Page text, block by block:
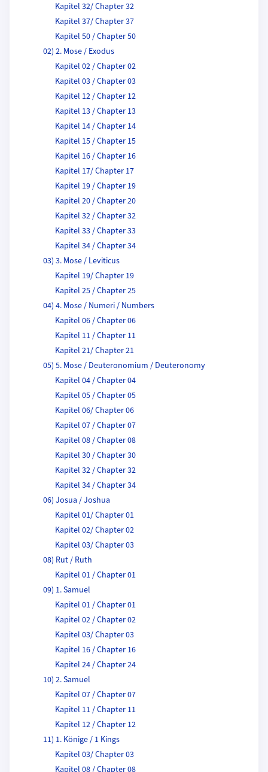
Kapitel 32/ Chapter 32
Kapitel 37/ Chapter 37
Kapitel 50 / Chapter 50
02) 2. Mose / Exodus
Kapitel 02 / Chapter 02
Kapitel 03 / Chapter 03
Kapitel 12 / Chapter 12
Kapitel 13 / Chapter 13
Kapitel 14 / Chapter 14
Kapitel 15 / Chapter 15
Kapitel 16 / Chapter 16
Kapitel 17/ Chapter 17
Kapitel 19 / Chapter 19
Kapitel 20 / Chapter 20
Kapitel 32 / Chapter 32
Kapitel 33 / Chapter 33
Kapitel 34 / Chapter 34
03) 3. Mose / Leviticus
Kapitel 19/ Chapter 19
Kapitel 25 / Chapter 25
04) 4. Mose / Numeri / Numbers
Kapitel 06 / Chapter 06
Kapitel 11 / Chapter 11
Kapitel 21/ Chapter 21
05) 5. Mose / Deuteronomium / Deuteronomy
Kapitel 04 / Chapter 04
Kapitel 05 / Chapter 05
Kapitel 06/ Chapter 06
Kapitel 07 / Chapter 07
Kapitel 08 / Chapter 08
Kapitel 30 / Chapter 30
Kapitel 32 / Chapter 32
Kapitel 34 / Chapter 34
06) Josua / Joshua
Kapitel 01/ Chapter 01
Kapitel 02/ Chapter 02
Kapitel 03/ Chapter 03
08) Rut / Ruth
Kapitel 01 / Chapter 01
09) 1. Samuel
Kapitel 01 / Chapter 01
Kapitel 02 / Chapter 02
Kapitel 03/ Chapter 03
Kapitel 16 / Chapter 16
Kapitel 24 / Chapter 24
10) 2. Samuel
Kapitel 07 / Chapter 07
Kapitel 11 / Chapter 11
Kapitel 12 / Chapter 12
11) 1. Könige / 1 Kings
Kapitel 03/ Chapter 03